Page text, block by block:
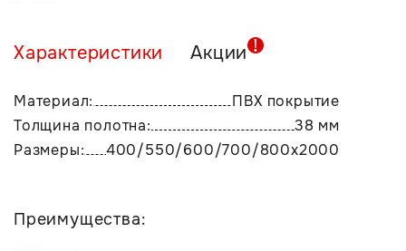
Характеристики Акции
Материал:
ПВХ покрытие
Толщина полотна:
38 мм
Размеры:
400/550/600/700/800х2000
Преимущества: